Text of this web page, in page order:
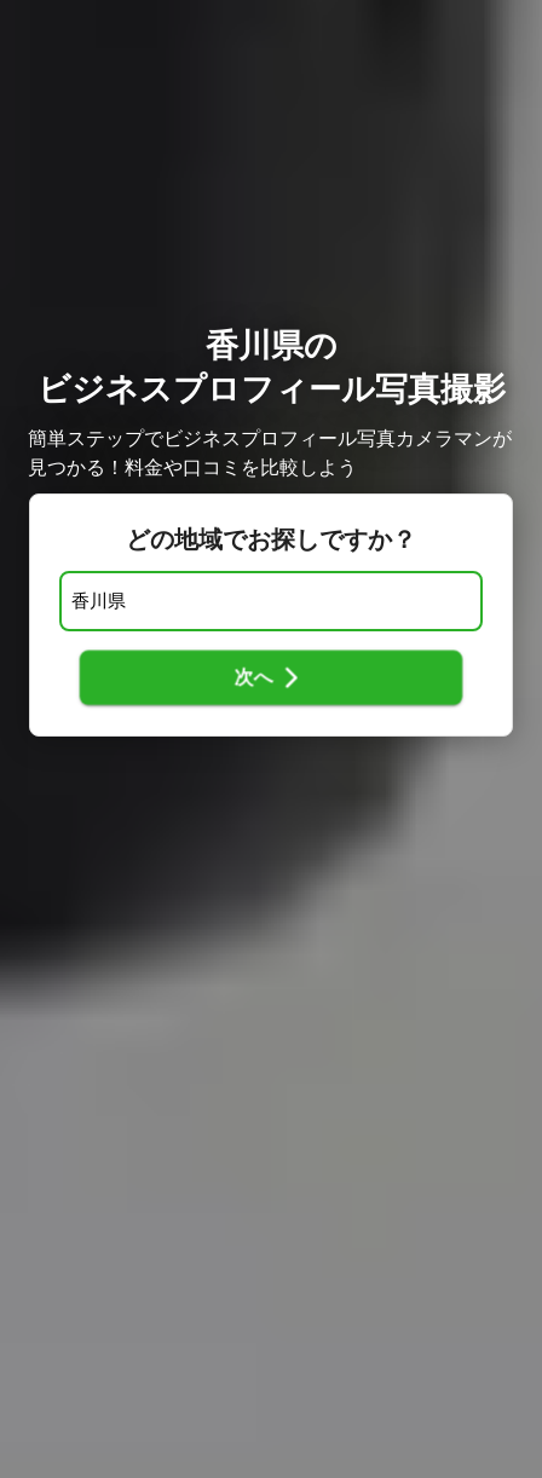
香川県の
ビジネスプロフィール写真撮影
簡単ステップでビジネスプロフィール写真カメラマンが
見つかる！料金や口コミを比較しよう
どの地域でお探しですか？
次へ